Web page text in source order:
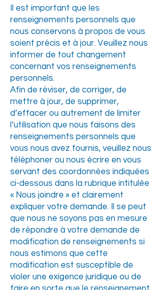
Il est important que les
renseignements personnels que
nous conservons à propos de vous
soient précis et à jour. Veuillez nous
informer de tout changement
concernant vos renseignements
personnels.
Afin de réviser, de corriger, de
mettre à jour, de supprimer,
d’effacer ou autrement de limiter
l’utilisation que nous faisons des
renseignements personnels que
vous nous avez fournis, veuillez nous
téléphoner ou nous écrire en vous
servant des coordonnées indiquées
ci-dessous dans la rubrique intitulée
« Nous joindre » et clairement
expliquer votre demande. Il se peut
que nous ne soyons pas en mesure
de répondre à votre demande de
modification de renseignements si
nous estimons que cette
modification est susceptible de
violer une exigence juridique ou de